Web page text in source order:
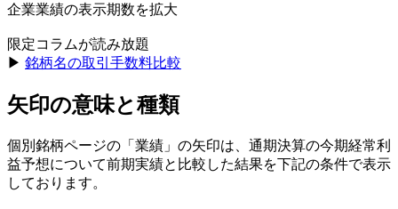
企業業績の表示期数を拡大
限定コラムが読み放題
▶︎ 銘柄名の取引手数料比較
矢印の意味と種類
個別銘柄ページの「業績」の矢印は、通期決算の今期経常利
益予想について前期実績と比較した結果を下記の条件で表示
しております。